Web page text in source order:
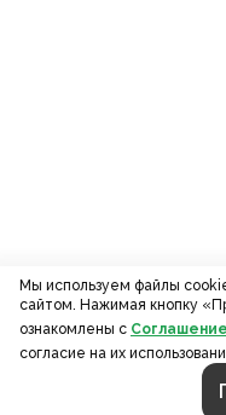
Мы используем файлы
сайтом. Нажимая кнопку
ознакомлены с
согласие на их